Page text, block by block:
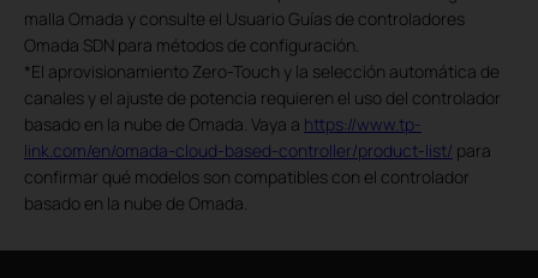
malla Omada y consulte el Usuario Guías de controladores
Omada SDN para métodos de configuración.
*El aprovisionamiento Zero-Touch y la selección automática de
canales y el ajuste de potencia requieren el uso del controlador
basado en la nube de Omada. Vaya a https://www.tp-
link.com/en/omada-cloud-based-controller/product-list/ para
confirmar qué modelos son compatibles con el controlador
basado en la nube de Omada.